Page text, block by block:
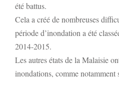
été battus.
Cela a créé de nombreuses
période d’inondation a été
2014-2015.
Les autres états de la Malaisie
inondations, comme